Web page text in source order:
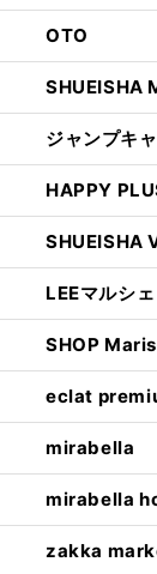
OTO
SHUEISHA
ジャンプキ
HAPPY
SHUEISHA
LEEマルシェ
SHOP
eclat
mirabella
mirabella
zakka